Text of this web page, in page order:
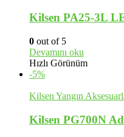
Kilsen PA25-3L
0 out of 5
Devamını oku
Hızlı Görünüm
-5%
Kilsen Yangın
Kilsen PG700N